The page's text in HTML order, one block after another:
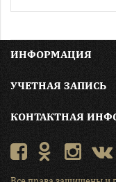
ИНФОРМАЦИЯ
УЧЕТНАЯ ЗАПИСЬ
КОНТАКТНАЯ